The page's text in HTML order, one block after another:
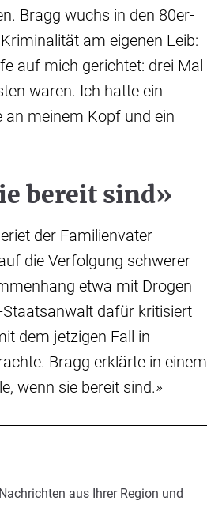
Bragg wuchs in den 80er-
am eigenen Leib:
auf mich gerichtet: drei Mal
waren. Ich hatte ein
meinem Kopf und ein
bereit sind»
der Familienvater
die Verfolgung schwerer
etwa mit Drogen
dafür kritisiert
dem jetzigen Fall in
Bragg erklärte in einem
wenn sie bereit sind.»
aus Ihrer Region und